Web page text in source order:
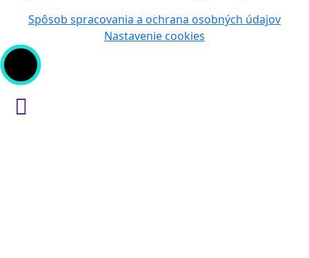
Spôsob spracovania a ochrana osobných údajov
Nastavenie cookies